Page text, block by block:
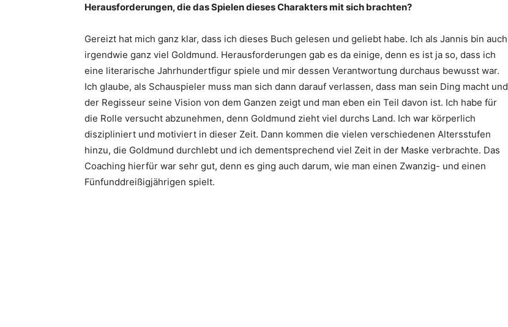
Herausforderungen, die das Spielen dieses Charakters mit sich brachten?
Gereizt hat mich ganz klar, dass ich dieses Buch gelesen und geliebt habe. Ich als Jannis bin auch
irgendwie ganz viel Goldmund. Herausforderungen gab es da einige, denn es ist ja so, dass ich
eine literarische Jahrhundertfigur spiele und mir dessen Verantwortung durchaus bewusst war.
Ich glaube, als Schauspieler muss man sich dann darauf verlassen, dass man sein Ding macht und
der Regisseur seine Vision von dem Ganzen zeigt und man eben ein Teil davon ist. Ich habe für
die Rolle versucht abzunehmen, denn Goldmund zieht viel durchs Land. Ich war körperlich
diszipliniert und motiviert in dieser Zeit. Dann kommen die vielen verschiedenen Altersstufen
hinzu, die Goldmund durchlebt und ich dementsprechend viel Zeit in der Maske verbrachte. Das
Coaching hierfür war sehr gut, denn es ging auch darum, wie man einen Zwanzig- und einen
Fünfunddreißigjährigen spielt.